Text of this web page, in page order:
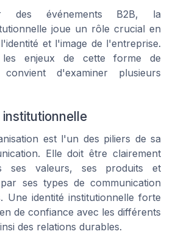
des événements B2B, la
joue un rôle crucial en
et l'image de l'entreprise.
les enjeux de cette forme de
d'examiner plusieurs
est l'un des piliers de sa
Elle doit être clairement
ses valeurs, ses produits et
ses types de communication
Une identité institutionnelle forte
de confiance avec les différents
des relations durables.